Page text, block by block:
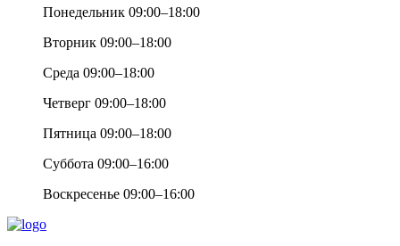
Понедельник 09:00–18:00
Вторник 09:00–18:00
Среда 09:00–18:00
Четверг 09:00–18:00
Пятница 09:00–18:00
Суббота 09:00–16:00
Воскресенье 09:00–16:00